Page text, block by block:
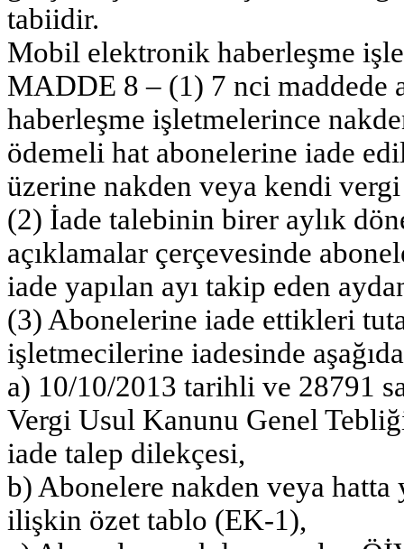
tabiidir.
Mobil elektronik haberleşme
MADDE 8 – (1) 7 nci maddede
haberleşme işletmelerince
ödemeli hat abonelerine iade
üzerine nakden veya kendi
(2) İade talebinin birer aylık
açıklamalar çerçevesinde
iade yapılan ayı takip eden
(3) Abonelerine iade ettikleri
işletmecilerine iadesinde
a) 10/10/2013 tarihli ve 28791
Vergi Usul Kanunu Genel
iade talep dilekçesi,
b) Abonelere nakden veya
ilişkin özet tablo (EK-1),